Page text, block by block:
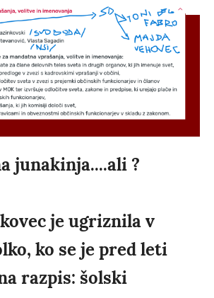
junakinja....ali ?
je ugriznila v
ko se je pred leti
razpis: šolski